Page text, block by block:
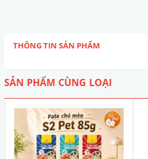
THÔNG TIN SẢN PHẨM
SẢN PHẨM CÙNG LOẠI